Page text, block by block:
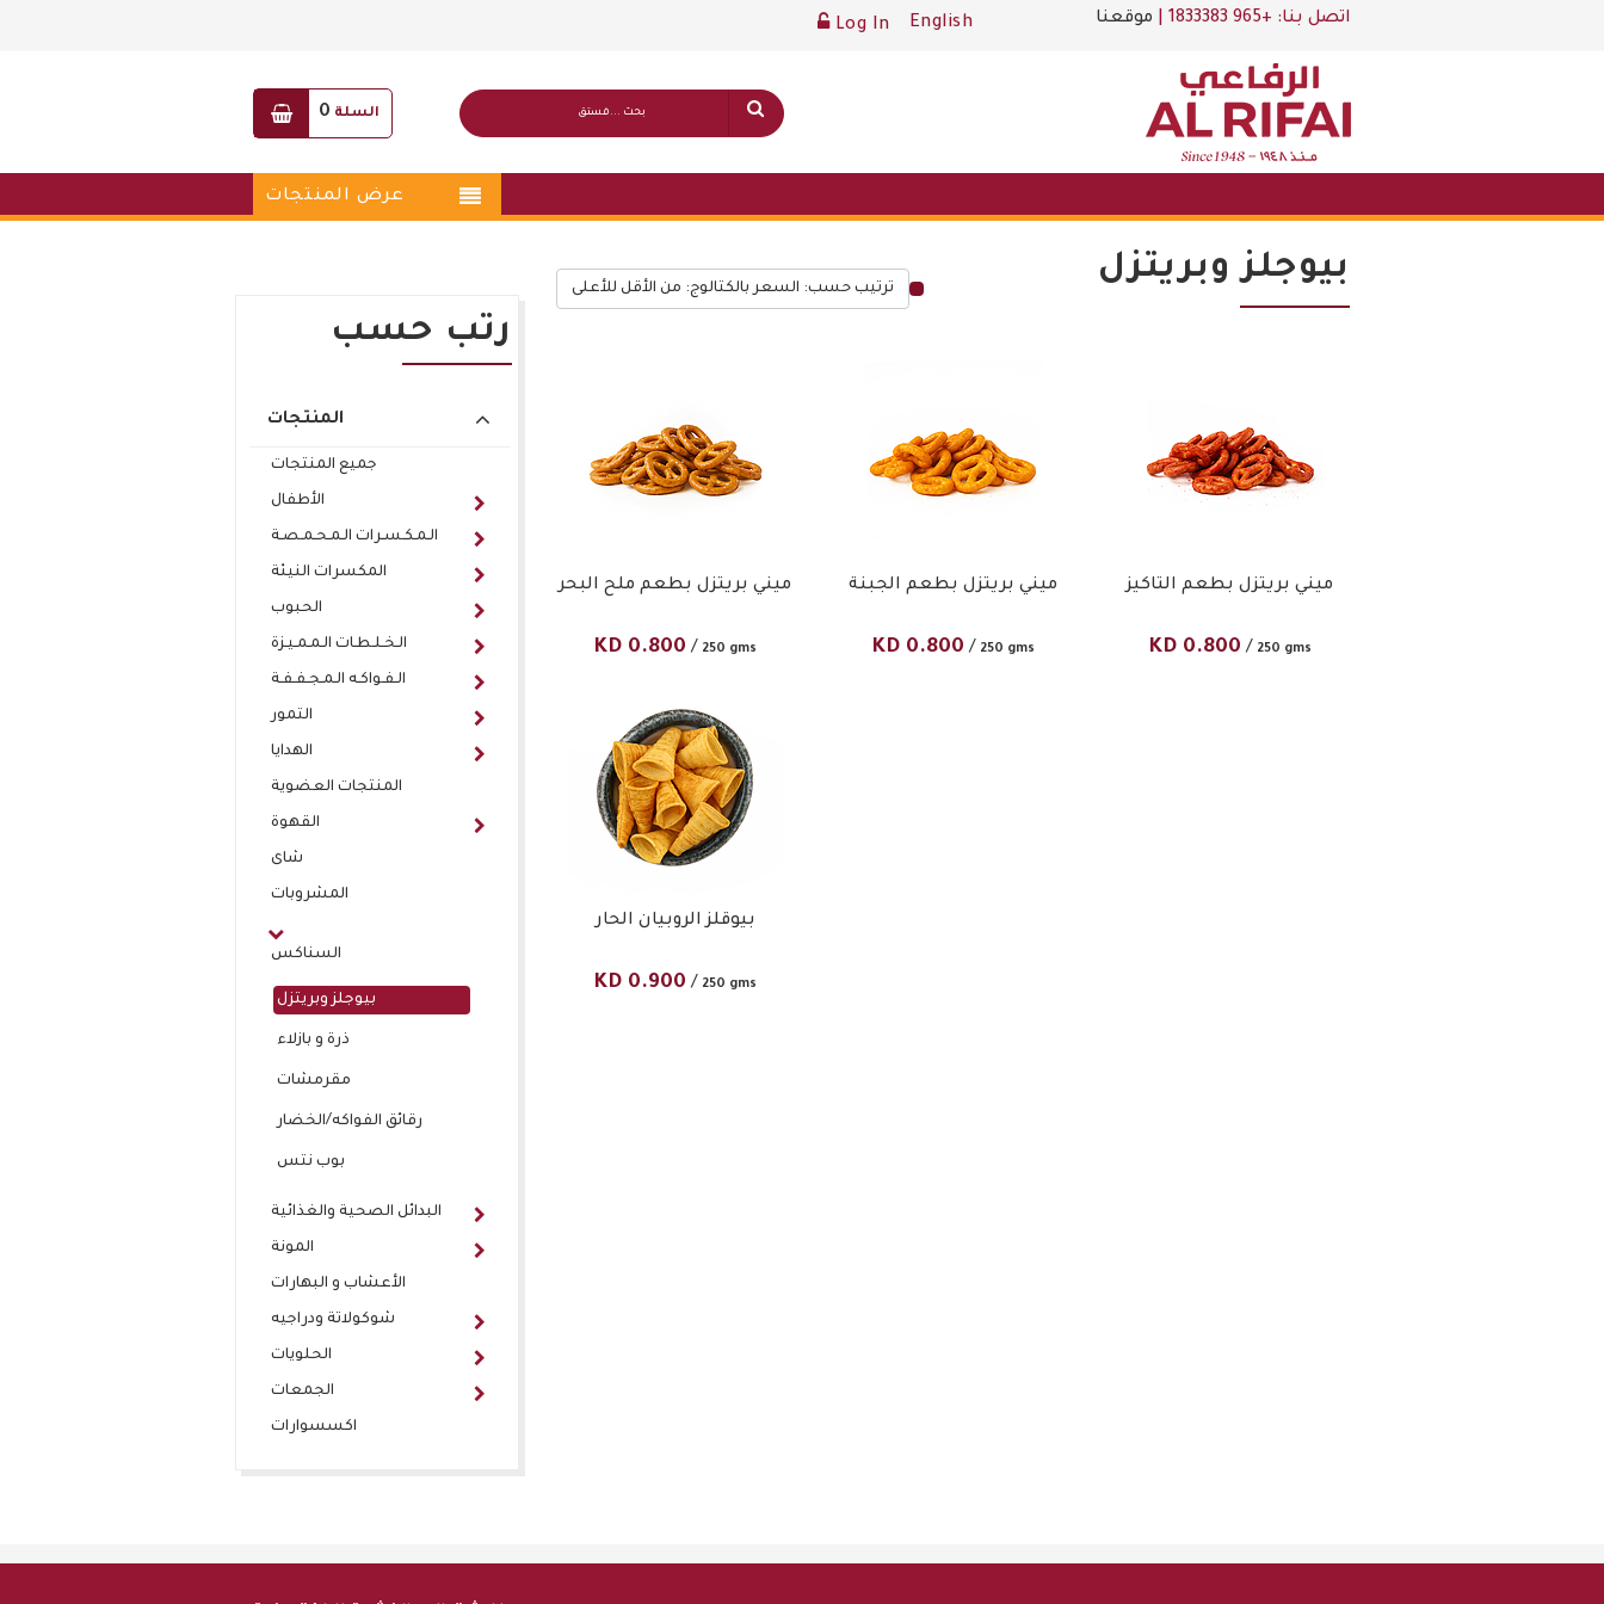
اتصل بنا: +965 1833383 موقعنا Log In English
السلة 0
عرض المنتجات
رتب حسب
المنتجات
جميع المنتجات
الأطفال
الـمـكـسـرات الـمـحـمـصـة
المكسرات النيئة
الحبوب
الـخـلـطـات الـمـمـيـزة
الـفـواكـه الـمـجـفـفـة
التمور
الهدايا
المنتجات العضوية
القهوة
شاى
المشروبات
السناكس
بيوجلز وبريتزل
ذرة و بازلاء
مقرمشات
رقائق الفواكه/الخضار
بوب نتس
البدائل الصحية والغذائية
المونة
الأعشاب و البهارات
شوكولاتة ودراجيه
الحلويات
الجمعات
اكسسوارات
بيوجلز وبريتزل ترتيب حسب: السعر بالكتالوج: من الأقل للأعلى
ميني بريتزل بطعم ملح البحر
KD 0.800 / 250 gms
ميني بريتزل بطعم الجبنة
KD 0.800 / 250 gms
ميني بريتزل بطعم التاكيز
KD 0.800 / 250 gms
بيوقلز الروبيان الحار
KD 0.900 / 250 gms